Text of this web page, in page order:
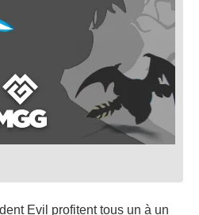
Evil profitent tous un à un